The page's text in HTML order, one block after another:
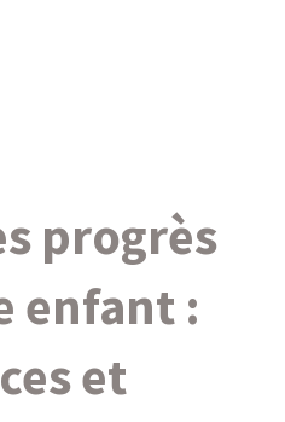
progrès
enfant :
et